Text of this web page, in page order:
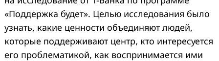
«Поддержка будет». Целью исследования было
узнать, какие ценности объединяют людей,
которые поддерживают центр, кто интересуется
его проблематикой, как воспринимается ими